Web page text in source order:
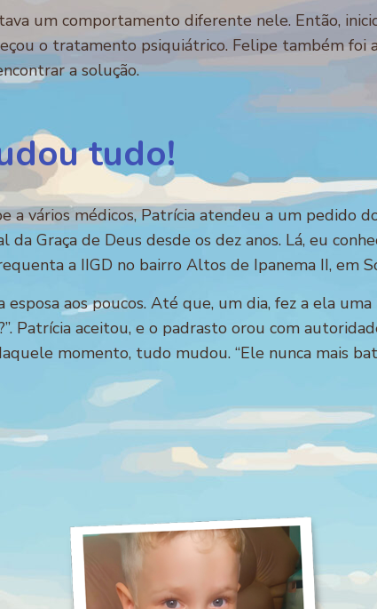
um comportamento diferente nele. Então,
o tratamento psiquiátrico. Felipe também foi
a solução.
tudo!
vários médicos, Patrícia atendeu a um pedido
Graça de Deus desde os dez anos. Lá, eu
a IIGD no bairro Altos de Ipanema II, em
aos poucos. Até que, um dia, fez a ela
Patrícia aceitou, e o padrasto orou com
momento, tudo mudou. “Ele nunca mais